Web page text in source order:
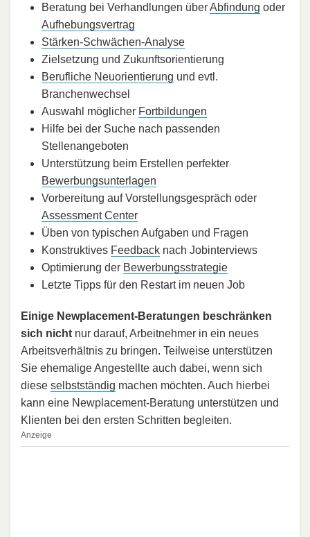
Beratung bei Verhandlungen überAbfindung oder
Aufhebungsvertrag
Stärken-Schwächen-Analyse
Zielsetzung und Zukunftsorientierung
Berufliche Neuorientierung und evtl.
Branchenwechsel
Auswahl möglicher Fortbildungen
Hilfe bei der Suche nach passenden
Stellenangeboten
Unterstützung beim Erstellen perfekter
Bewerbungsunterlagen
Vorbereitung auf Vorstellungsgespräch oder
Assessment Center
Üben von typischen Aufgaben und Fragen
Konstruktives Feedback nach Jobinterviews
Optimierung der Bewerbungsstrategie
Letzte Tipps für den Restart im neuen Job
Einige Newplacement-Beratungen beschränken
sich nicht nur darauf, Arbeitnehmer in ein neues
Arbeitsverhältnis zu bringen. Teilweise unterstützen
Sie ehemalige Angestellte auch dabei, wenn sich
diese selbstständig machen möchten. Auch hierbei
kann eine Newplacement-Beratung unterstützen und
Klienten bei den ersten Schritten begleiten.
Anzeige